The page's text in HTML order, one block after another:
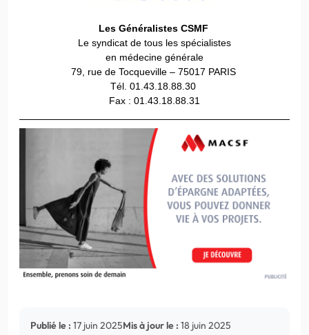
Les Généralistes CSMF
Le syndicat de tous les spécialistes
en médecine générale
79, rue de Tocqueville – 75017 PARIS
Tél. 01.43.18.88.30
Fax : 01.43.18.88.31
Publié le : 17 juin 2025Mis à jour le : 18 juin 2025